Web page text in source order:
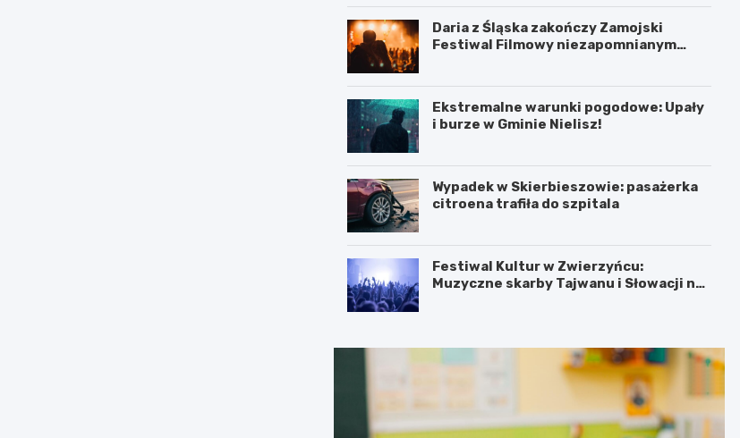
Daria z Śląska zakończy Zamojski
Festiwal Filmowy niezapomnianym
Ekstremalne warunki pogodowe: Upały
i burze w Gminie Nielisz!
Wypadek w Skierbieszowie: pasażerka
citroena trafiła do szpitala
Festiwal Kultur w Zwierzyńcu:
Muzyczne skarby Tajwanu i Słowacji na